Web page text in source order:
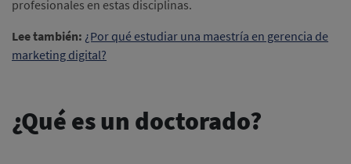
profesionales en estas disciplinas.
Lee también: ¿Por qué estudiar una maestría en gerencia de
marketing digital?
¿Qué es un doctorado?